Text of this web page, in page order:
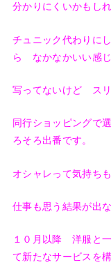
分かりにくいかもし
チュニック代わりに
ら なかなかいい感じ
写ってないけど スリ
同行ショッピングで
ろそろ出番です。
オシャレって気持ち
仕事も思う結果が出
１０月以降 洋服と
て新たなサービスを